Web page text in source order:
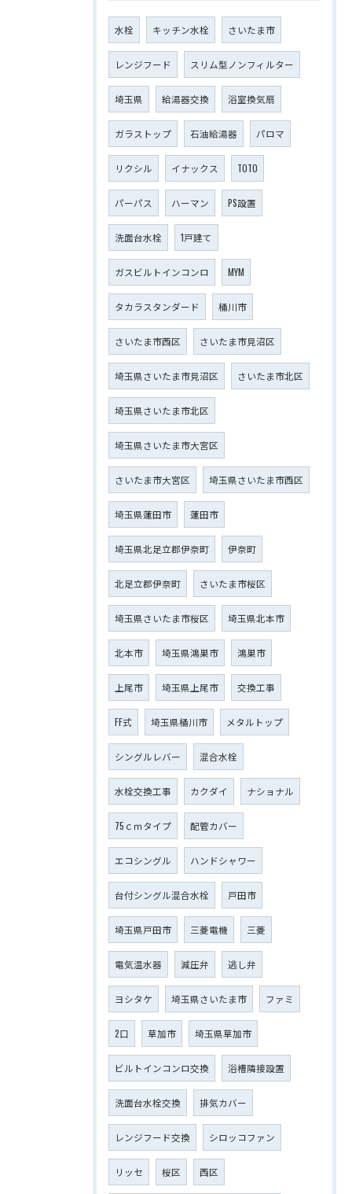
水栓 キッチン水栓 さいたま市
レンジフード スリム型ノンフィルター
埼玉県 給湯器交換 浴室換気扇
ガラストップ 石油給湯器 パロマ
リクシル イナックス TOTO
パーパス ハーマン PS設置
洗面台水栓 1戸建て
ガスビルトインコンロ MYM
タカラスタンダード 桶川市
さいたま市西区 さいたま市見沼区
埼玉県さいたま市見沼区 さいたま市北区
埼玉県さいたま市北区
埼玉県さいたま市大宮区
さいたま市大宮区 埼玉県さいたま市西区
埼玉県蓮田市 蓮田市
埼玉県北足立郡伊奈町 伊奈町
北足立郡伊奈町 さいたま市桜区
埼玉県さいたま市桜区 埼玉県北本市
北本市 埼玉県鴻巣市 鴻巣市
上尾市 埼玉県上尾市 交換工事
FF式 埼玉県桶川市 メタルトップ
シングルレバー 混合水栓
水栓交換工事 カクダイ ナショナル
75ｃｍタイプ 配管カバー
エコシングル ハンドシャワー
台付シングル混合水栓 戸田市
埼玉県戸田市 三菱電機 三菱
電気温水器 減圧弁 逃し弁
ヨシタケ 埼玉県さいたま市 ファミ
2口 草加市 埼玉県草加市
ビルトインコンロ交換 浴槽隣接設置
洗面台水栓交換 排気カバー
レンジフード交換 シロッコファン
リッセ 桜区 西区